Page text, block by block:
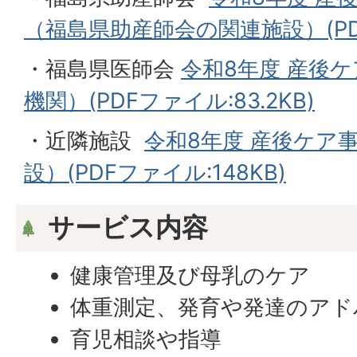
（福島県助産師会の関連施設）
・福島県医師会 令和8年度 産後
機関）(PDFファイル:83.2KB)
・近隣施設 令和8年度 産後ケア
設）(PDFファイル:148KB)
サービス内容
健康管理及び母乳のケア
体重測定、発育や発達のア
育児相談や指導